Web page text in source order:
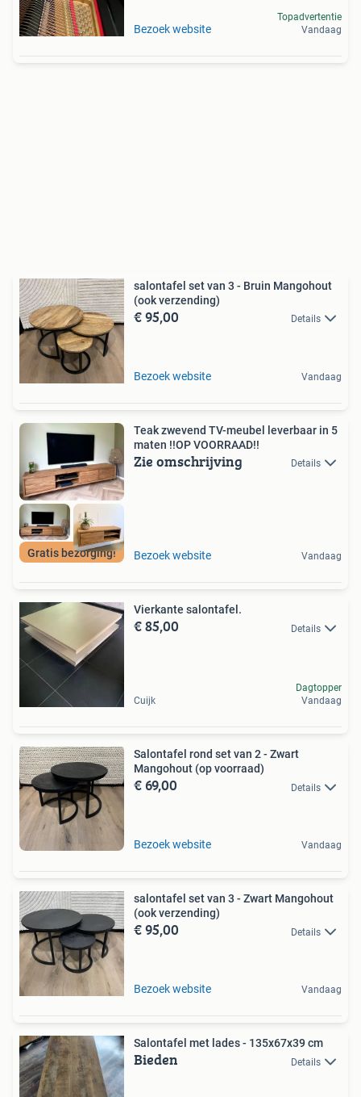
Bezoek website
Topadvertentie
Vandaag
salontafel set van 3 - Bruin Mangohout
(ook verzending)
€ 95,00 Details
Bezoek website Vandaag
Gratis bezorging!
Teak zwevend TV-meubel leverbaar in 5
maten !!OP VOORRAAD!!
Zie omschrijving Details
Bezoek website Vandaag
Vierkante salontafel.
€ 85,00 Details
Cuijk
Dagtopper
Vandaag
Salontafel rond set van 2 - Zwart
Mangohout (op voorraad)
€ 69,00 Details
Bezoek website Vandaag
salontafel set van 3 - Zwart Mangohout
(ook verzending)
€ 95,00 Details
Bezoek website Vandaag
Salontafel met lades - 135x67x39 cm
Bieden Details